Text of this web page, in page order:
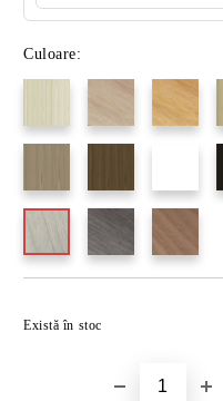
Culoare:
Există în stoc